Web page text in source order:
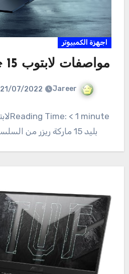
اجهزة الكمبيوتر
مواصفات لابتوب Razer Blade 15
Jareer
21/07/2022
بليد 15 ماركة ريزر من السلسلة (Razer) Blade